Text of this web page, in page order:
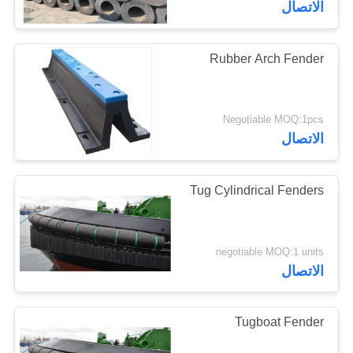
رغوة تملأ المصدات
53
دونات فندر
21
الاتصال
Rubber Arch Fender
Negotiable MOQ:1pcs
الاتصال
Tug Cylindrical Fenders
negotiable MOQ:1 units
الاتصال
Tugboat Fender